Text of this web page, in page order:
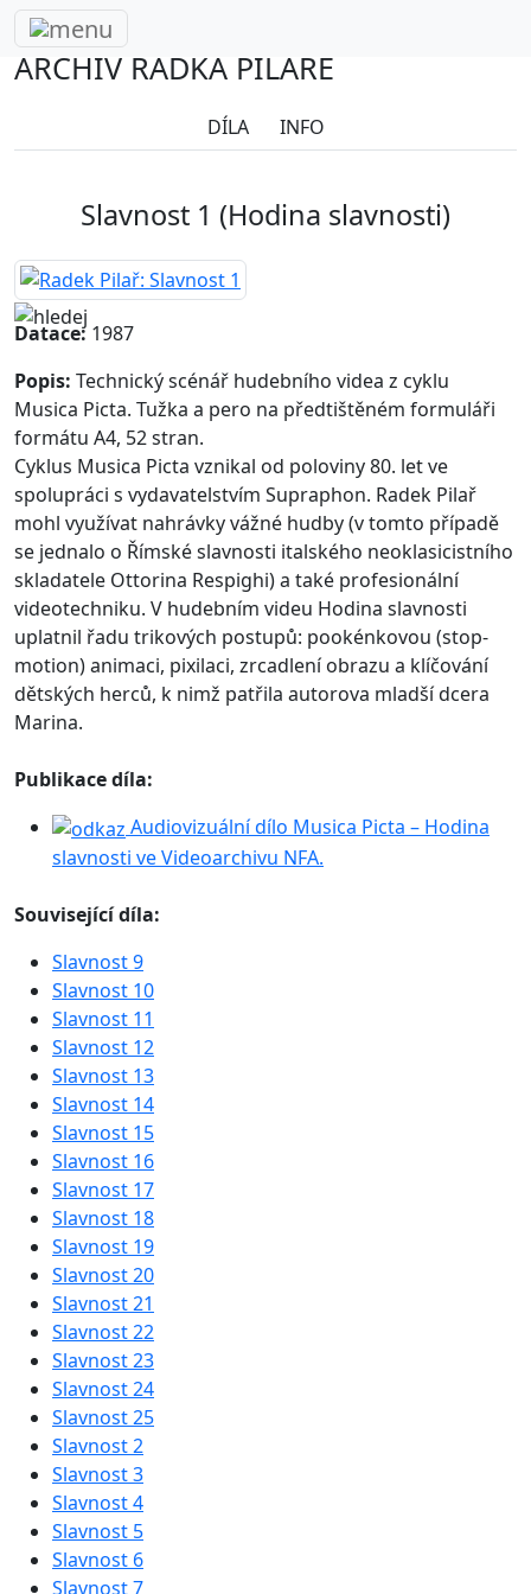
Radek Pilař
ARCHIV RADKA PILAŘE
DÍLA INFO
Slavnost 1 (Hodina slavnosti)
Datace: 1987
Popis: Technický scénář hudebního videa z cyklu
Musica Picta. Tužka a pero na předtištěném formuláři
formátu A4, 52 stran.
Cyklus Musica Picta vznikal od poloviny 80. let ve
spolupráci s vydavatelstvím Supraphon. Radek Pilař
mohl využívat nahrávky vážné hudby (v tomto případě
se jednalo o Římské slavnosti italského neoklasicistního
skladatele Ottorina Respighi) a také profesionální
videotechniku. V hudebním videu Hodina slavnosti
uplatnil řadu trikových postupů: pookénkovou (stop-
motion) animaci, pixilaci, zrcadlení obrazu a klíčování
dětských herců, k nimž patřila autorova mladší dcera
Marina.
Publikace díla:
Audiovizuální dílo Musica Picta – Hodina
slavnosti ve Videoarchivu NFA.
Související díla:
Slavnost 9
Slavnost 10
Slavnost 11
Slavnost 12
Slavnost 13
Slavnost 14
Slavnost 15
Slavnost 16
Slavnost 17
Slavnost 18
Slavnost 19
Slavnost 20
Slavnost 21
Slavnost 22
Slavnost 23
Slavnost 24
Slavnost 25
Slavnost 2
Slavnost 3
Slavnost 4
Slavnost 5
Slavnost 6
Slavnost 7